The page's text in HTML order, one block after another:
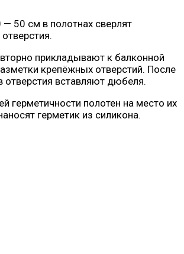
50 см в полотнах сверлят
прикладывают к балконной
крепёжных отверстий. После
отверстия вставляют дюбеля.
герметичности полотен на место их
герметик из силикона.